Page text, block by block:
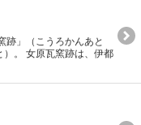
跡」（こうろかんあと
。 女原瓦窯跡は、伊都